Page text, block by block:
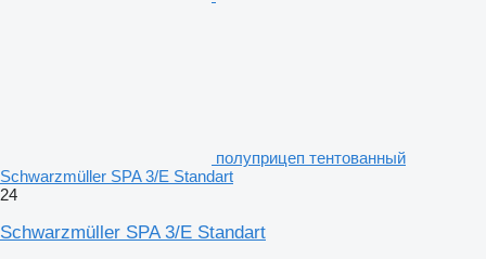
полуприцеп тентованный
Schwarzmüller SPA 3/E Standart
24
Schwarzmüller SPA 3/E Standart